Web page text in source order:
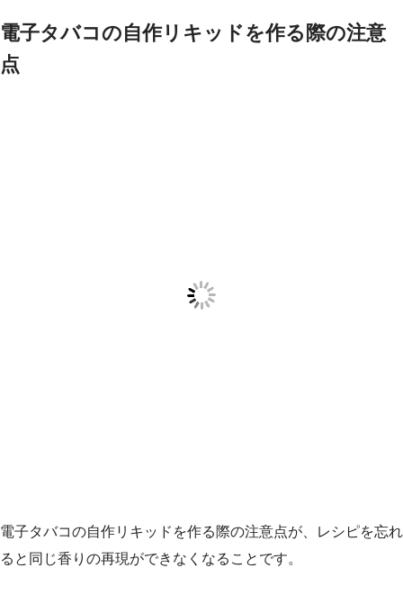
電子タバコの自作リキッドを作る際の注意
点
電子タバコの自作リキッドを作る際の注意点が、レシピを忘れ
ると同じ香りの再現ができなくなることです。